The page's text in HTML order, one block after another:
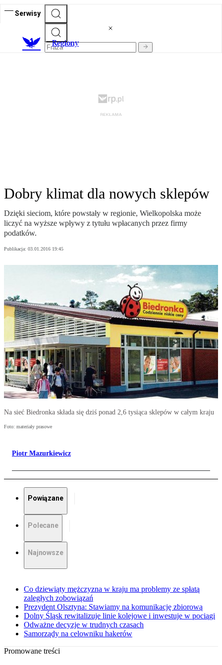
Serwisy
Regiony
Dobry klimat dla nowych sklepów
Dzięki sieciom, które powstały w regionie, Wielkopolska może
liczyć na wyższe wpływy z tytułu wpłacanych przez firmy
podatków.
Publikacja: 03.01.2016 19:45
Na sieć Biedronka składa się dziś ponad 2,6 tysiąca sklepów w całym kraju
Foto: materiały prasowe
Piotr Mazurkiewicz
Powiązane
Polecane
Najnowsze
Co dziewiąty mężczyzna w kraju ma problemy ze spłatą
zaległych zobowiązań
Prezydent Olsztyna: Stawiamy na komunikację zbiorową
Dolny Śląsk rewitalizuje linie kolejowe i inwestuje w pociągi
Odważne decyzje w trudnych czasach
Samorządy na celowniku hakerów
Promowane treści